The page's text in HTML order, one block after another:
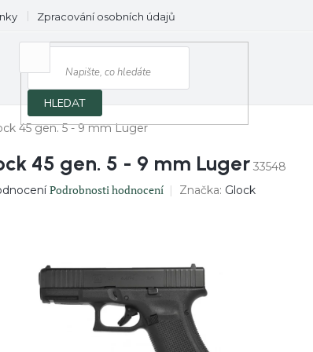
Zpracování osobních údajů
HLEDAT
45 gen. 5 - 9 mm Luger
45 gen. 5 - 9 mm Luger 33548
Podrobnosti hodnocení Značka: Glock